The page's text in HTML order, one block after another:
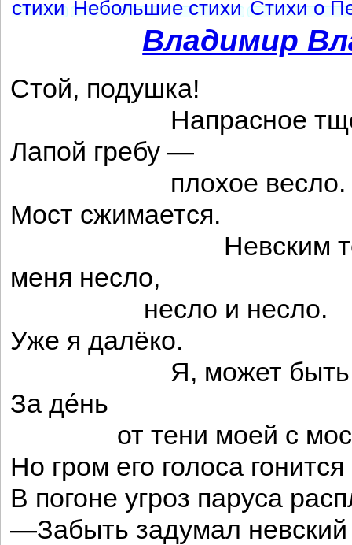
стихи Небольшие стихи Стихи о
Владимир
Стой, подушка!
Напрасное
Лапой гребу —
плохое весло.
Мост сжимается.
Невским
меня несло,
несло и несло.
Уже я далёко.
Я, может быть,
За де́нь
от тени моей с
Но гром его голоса
В погоне угроз паруса
—Забыть задумал невский